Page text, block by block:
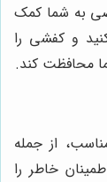
به شما کمک
و کفشی را
محافظت کند.
از جمله
خاطر را